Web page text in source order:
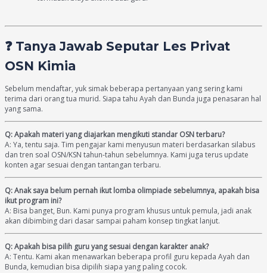
❓ Tanya Jawab Seputar Les Privat
OSN Kimia
Sebelum mendaftar, yuk simak beberapa pertanyaan yang sering kami
terima dari orang tua murid. Siapa tahu Ayah dan Bunda juga penasaran hal
yang sama.
Q: Apakah materi yang diajarkan mengikuti standar OSN terbaru?
A: Ya, tentu saja. Tim pengajar kami menyusun materi berdasarkan silabus
dan tren soal OSN/KSN tahun-tahun sebelumnya. Kami juga terus update
konten agar sesuai dengan tantangan terbaru.
Q: Anak saya belum pernah ikut lomba olimpiade sebelumnya, apakah bisa
ikut program ini?
A: Bisa banget, Bun. Kami punya program khusus untuk pemula, jadi anak
akan dibimbing dari dasar sampai paham konsep tingkat lanjut.
Q: Apakah bisa pilih guru yang sesuai dengan karakter anak?
A: Tentu. Kami akan menawarkan beberapa profil guru kepada Ayah dan
Bunda, kemudian bisa dipilih siapa yang paling cocok.